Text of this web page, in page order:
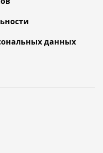
данных